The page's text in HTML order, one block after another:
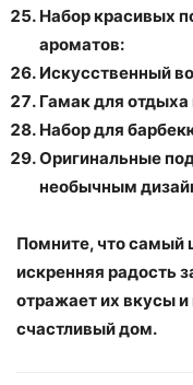
Набор красивых
ароматов:
Искусственный
Гамак для отдыха
Набор для
Оригинальные
необычным
Помните, что самый
искренняя радость
отражает их вкусы
счастливый дом.